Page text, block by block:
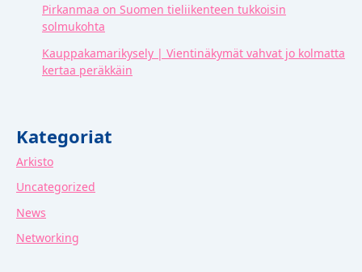
Pirkanmaa on Suomen tieliikenteen tukkoisin
solmukohta
Kauppakamarikysely | Vientinäkymät vahvat jo kolmatta
kertaa peräkkäin
Kategoriat
Arkisto
Uncategorized
News
Networking